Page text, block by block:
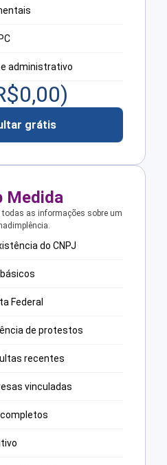
administrativo
0,00)
grátis
Medida
as informações sobre um
do CNPJ
Federal
de protestos
recentes
vinculadas